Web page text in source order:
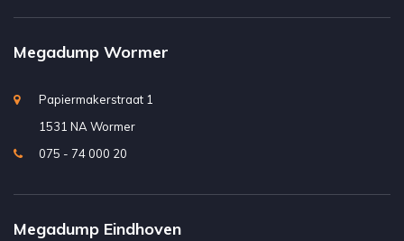
Megadump Wormer
Papiermakerstraat 1
1531 NA Wormer
075 - 74 000 20
Megadump Eindhoven